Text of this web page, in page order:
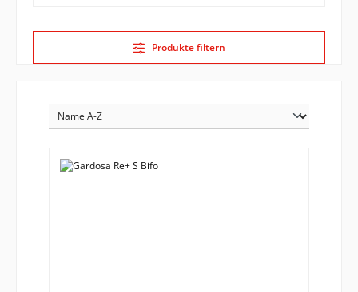
Produkte filtern